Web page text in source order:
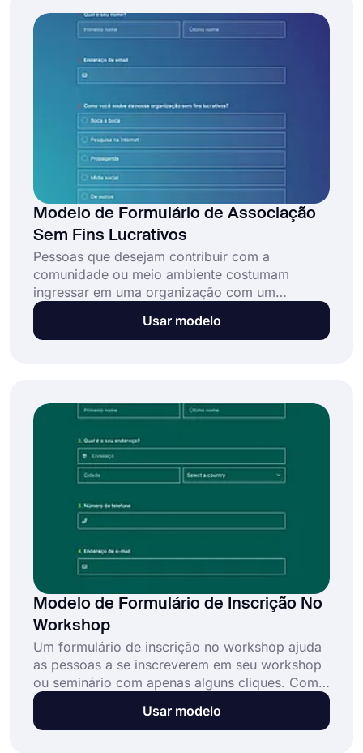
Modelo de Formulário de Associação
Sem Fins Lucrativos
Pessoas que desejam contribuir com a
comunidade ou meio ambiente costumam
ingressar em uma organização com um
propósito comum. Um formulário de
associação sem fins lucrativos ajuda as pessoas
fins lucrativos online, você pode criar seu
próprio formulário e permitir que as pessoas
ingressem na sua organização online.
Usar modelo
Modelo de Formulário de Inscrição No
Workshop
Um formulário de inscrição no workshop ajuda
as pessoas a se inscreverem em seu workshop
ou seminário com apenas alguns cliques. Com
as inscrições online, você alcançará mais
pessoas e facilitará o processo de inscrição no
Usar modelo